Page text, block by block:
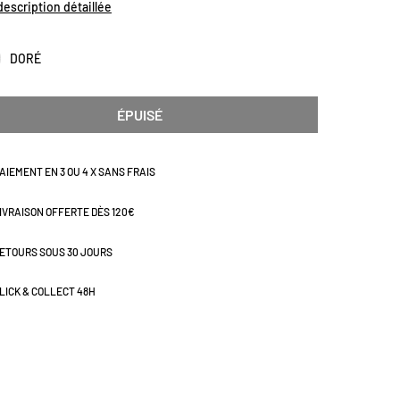
chaud. Ne pas utiliser de pastilles trop détergentes.
en plusieurs coloris. Dimensions (cm): H15,5
détaillée
DORÉ
ÉPUISÉ
EN 3 OU 4 X SANS FRAIS
OFFERTE DÈS 120€
SOUS 30 JOURS
& COLLECT 48H